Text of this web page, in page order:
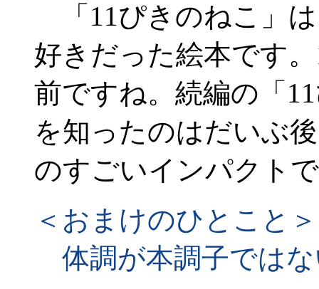
「11ぴきのねこ」
好きだった絵本です
前ですね。続編の「
を知ったのはだいぶ
のすごいインパクト
＜おまけのひとこと＞
体調が本調子では